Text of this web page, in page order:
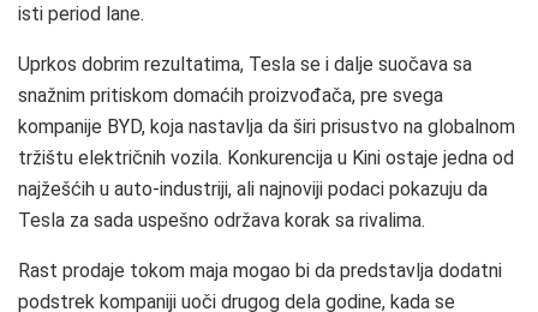
isti period lane.
Uprkos dobrim rezultatima, Tesla se i dalje suočava sa
snažnim pritiskom domaćih proizvođača, pre svega
kompanije BYD, koja nastavlja da širi prisustvo na globalnom
tržištu električnih vozila. Konkurencija u Kini ostaje jedna od
najžešćih u auto-industriji, ali najnoviji podaci pokazuju da
Tesla za sada uspešno održava korak sa rivalima.
Rast prodaje tokom maja mogao bi da predstavlja dodatni
podstrek kompaniji uoči drugog dela godine, kada se